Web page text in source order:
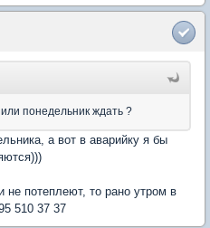
понедельник ждать ?
а вот в аварийку я бы
не потеплеют, то рано утром в
510 37 37